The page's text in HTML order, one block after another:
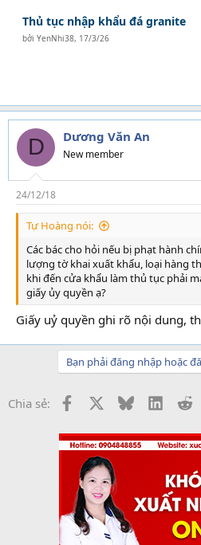
Thủ tục nhập khẩu đá granite
bởiYenNhi38, 17/3/26
D Dương Văn An
New member
24/12/18
Tự Hoàng nói:
Các bác cho hỏi nếu bị phạt hành
lượng tờ khai xuất khẩu, loại hàng
khi đến cửa khẩu làm thủ tục phải
giấy ủy quyền ạ?
Giấy uỷ quyền ghi rõ nội dung,
Bạn phải đăng nhập hoặc
Chia sẻ: Facebook Bluesky